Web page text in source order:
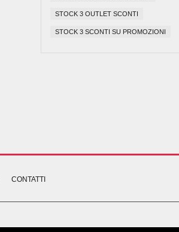
STOCK 3 OUTLET SCONTI
STOCK 3 SCONTI SU PROMOZIONI
CONTATTI